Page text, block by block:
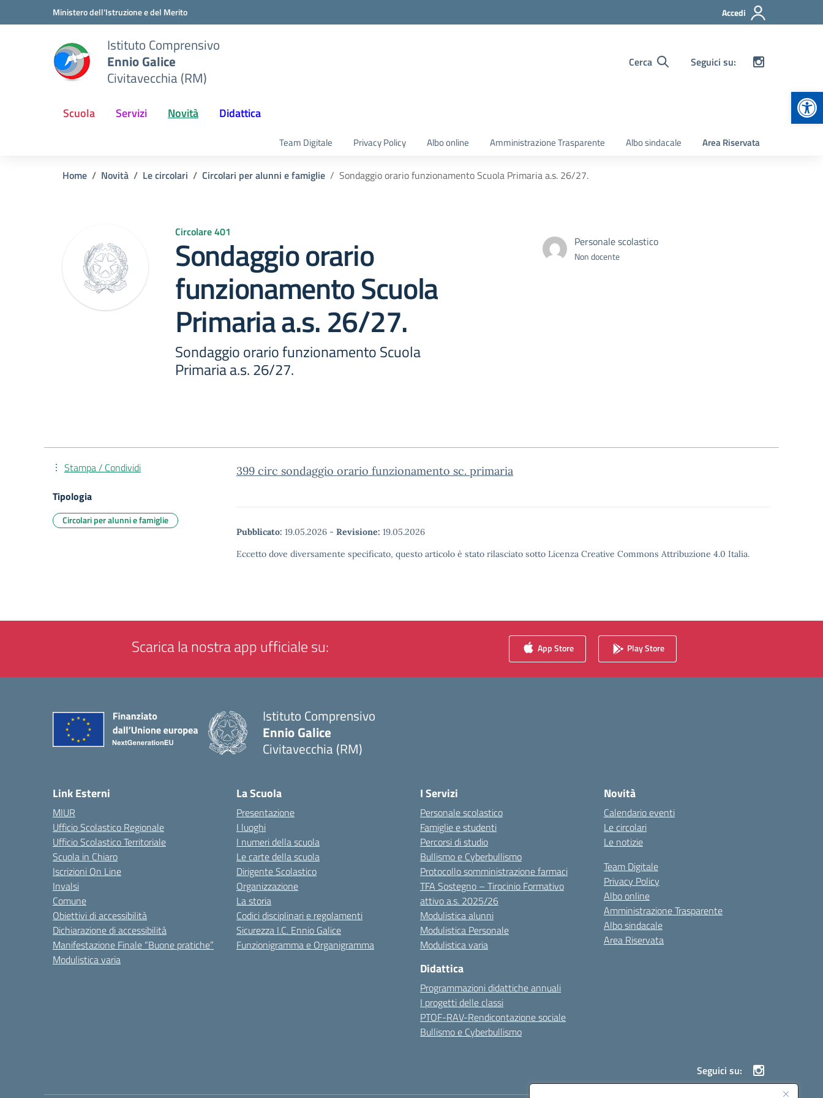
Vai ai contenuti
Vai al menu di navigazioneMinistero dell'Istruzione e del Merito Accedi
Istituto Comprensivo
Ennio Galice
Civitavecchia (RM)
Cerca Seguici su:
Scuola Servizi Novità Didattica
Team Digitale Privacy Policy Albo online Amministrazione Trasparente Albo sindacale Area Riservata
Home Novità Le circolari Circolari per alunni e famiglie Sondaggio orario funzionamento Scuola Primaria a.s. 26/27.
Circolare 401
Sondaggio orario
funzionamento Scuola
Primaria a.s. 26/27.
Sondaggio orario funzionamento Scuola
Primaria a.s. 26/27.
Personale scolastico
Non docente
399 circ sondaggio orario funzionamento sc. primaria
Pubblicato: 19.05.2026 - Revisione: 19.05.2026
Eccetto dove diversamente specificato, questo articolo è stato rilasciato sotto Licenza Creative Commons Attribuzione 4.0 Italia.
Stampa / Condividi
Tipologia
Circolari per alunni e famiglie
Scarica la nostra app ufficiale su: App Store Play Store
Istituto Comprensivo
Ennio Galice
Civitavecchia (RM)
Link Esterni
MIUR
Ufficio Scolastico Regionale
Ufficio Scolastico Territoriale
Scuola in Chiaro
Iscrizioni On Line
Invalsi
Comune
Obiettivi di accessibilità
Dichiarazione di accessibilità
Manifestazione Finale “Buone pratiche”
Modulistica varia
La Scuola
Presentazione
I luoghi
I numeri della scuola
Le carte della scuola
Dirigente Scolastico
Organizzazione
La storia
Codici disciplinari e regolamenti
Sicurezza I.C. Ennio Galice
Funzionigramma e Organigramma
I Servizi
Personale scolastico
Famiglie e studenti
Percorsi di studio
Bullismo e Cyberbullismo
Protocollo somministrazione farmaci
TFA Sostegno – Tirocinio Formativo
attivo a.s. 2025/26
Modulistica alunni
Modulistica Personale
Modulistica varia
Didattica
Programmazioni didattiche annuali
I progetti delle classi
PTOF-RAV-Rendicontazione sociale
Bullismo e Cyberbullismo
Novità
Calendario eventi
Le circolari
Le notizie
Team Digitale
Privacy Policy
Albo online
Amministrazione Trasparente
Albo sindacale
Area Riservata
Seguici su: